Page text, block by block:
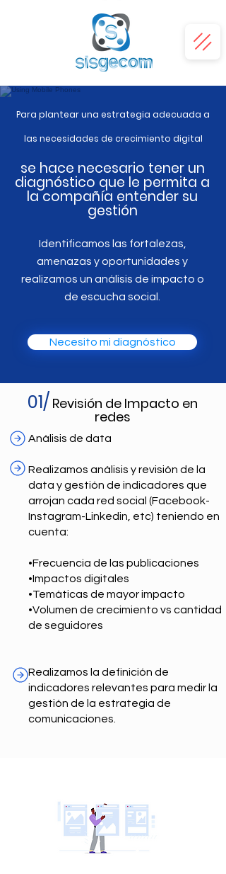
Para plantear una estrategia adecuada a
las necesidades de crecimiento digital
se hace necesario tener un
diagnóstico que le permita a
la compañía entender su
gestión
Identificamos las fortalezas,
amenazas y oportunidades y
realizamos un análisis de impacto o
de escucha social.
Necesito mi diagnóstico
01/ Revisión de Impacto en
redes
Análisis de data
Realizamos análisis y revisión de la
data y gestión de indicadores que
arrojan cada red social (Facebook-
Instagram-Linkedin, etc) teniendo en
cuenta:
•Frecuencia de las publicaciones
•Impactos digitales
•Temáticas de mayor impacto
•Volumen de crecimiento vs cantidad
de seguidores
Realizamos la definición de
indicadores relevantes para medir la
gestión de la estrategia de
comunicaciones.